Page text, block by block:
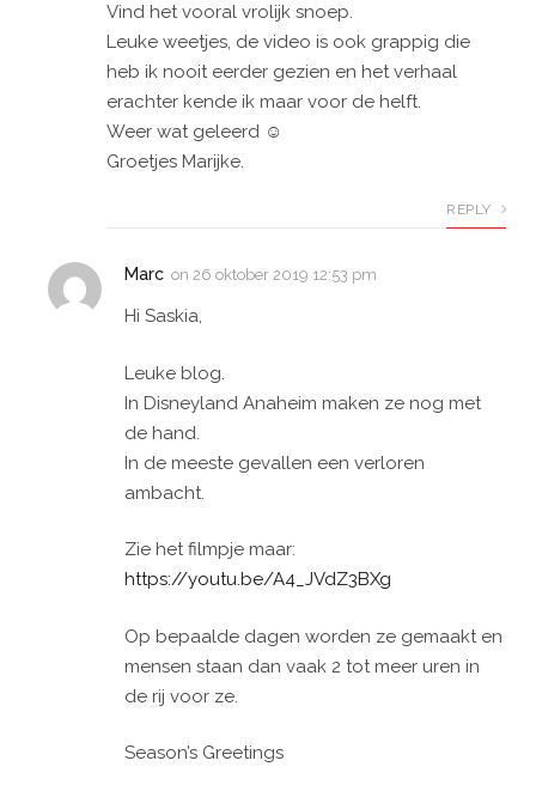
Vind het vooral vrolijk snoep.
Leuke weetjes, de video is ook grappig die
heb ik nooit eerder gezien en het verhaal
erachter kende ik maar voor de helft.
Weer wat geleerd ☺
Groetjes Marijke.
REPLY
Marc on 26 oktober 2019 12:53 pm
Hi Saskia,
Leuke blog.
In Disneyland Anaheim maken ze nog met
de hand.
In de meeste gevallen een verloren
ambacht.
Zie het filmpje maar:
https://youtu.be/A4_JVdZ3BXg
Op bepaalde dagen worden ze gemaakt en
mensen staan dan vaak 2 tot meer uren in
de rij voor ze.
Season’s Greetings